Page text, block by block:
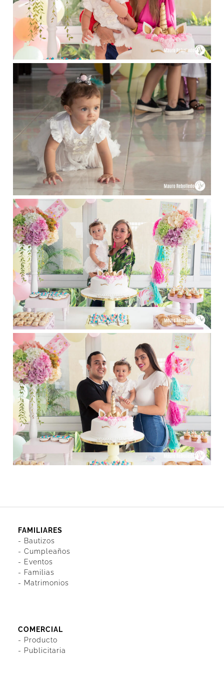
FAMILIARES
- Bautizos
- Cumpleaños
- Eventos
- Familias
- Matrimonios
COMERCIAL
- Producto
- Publicitaria